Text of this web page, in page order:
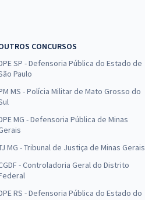
CONCURSOS
SP - Defensoria Pública do Estado de
Paulo
MS - Polícia Militar de Mato Grosso do
MG - Defensoria Pública de Minas
MG - Tribunal de Justiça de Minas Gerais
- Controladoria Geral do Distrito
RS - Defensoria Pública do Estado do